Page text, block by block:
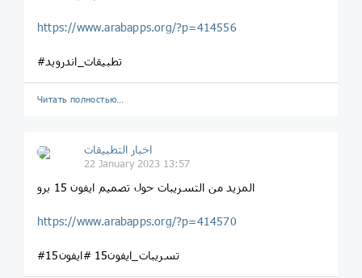
https://www.arabapps.org/?p=414556
#تطبيقات_اندرويد
Читать полностью…
اخبار التطبيقات
22 January 2023 13:57
المزيد من التسريبات حول تصميم ايفون 15 برو
https://www.arabapps.org/?p=414570
#تسريبات_ايفون15 #ايفون15